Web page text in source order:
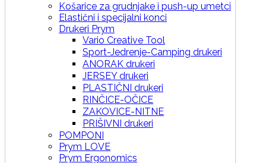
Košarice za grudnjake i push-up umetci
Elastični i specijalni konci
Drukeri Prym
Vario Creative Tool
Sport-Jedrenje-Camping drukeri
ANORAK drukeri
JERSEY drukeri
PLASTIČNI drukeri
RINČICE-OČICE
ZAKOVICE-NITNE
PRIŠIVNI drukeri
POMPONI
Prym LOVE
Prym Ergonomics